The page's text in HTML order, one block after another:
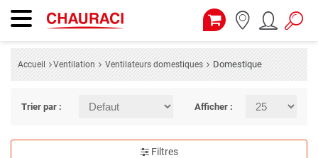
Accueil Ventilation Ventilateurs domestiques Domestique
Trier par : Afficher :
Filtres